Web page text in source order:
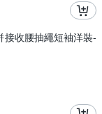
接收腰抽繩短袖洋裝-